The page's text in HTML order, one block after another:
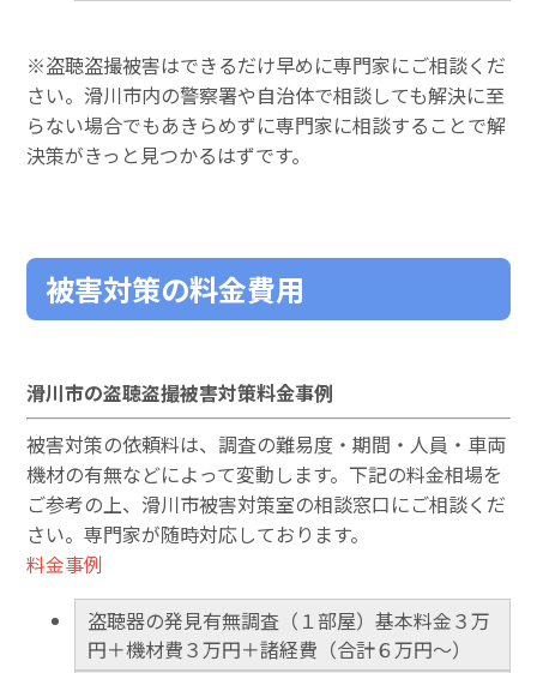
※盗聴盗撮被害はできるだけ早めに専門家にご相談くだ
さい。滑川市内の警察署や自治体で相談しても解決に至
らない場合でもあきらめずに専門家に相談することで解
決策がきっと見つかるはずです。
被害対策の料金費用
滑川市の盗聴盗撮被害対策料金事例
被害対策の依頼料は、調査の難易度・期間・人員・車両
機材の有無などによって変動します。下記の料金相場を
ご参考の上、滑川市被害対策室の相談窓口にご相談くだ
さい。専門家が随時対応しております。
料金事例
盗聴器の発見有無調査（１部屋）基本料金３万
円＋機材費３万円＋諸経費（合計６万円～）